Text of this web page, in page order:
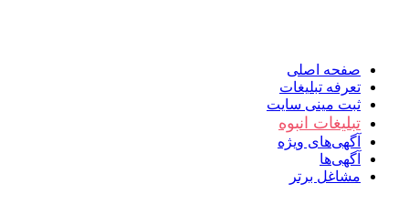
صفحه اصلی
تعرفه تبلیغات
ثبت مینی سایت
تبلیغات انبوه
آگهی‌های ویژه
آگهی‌ها
مشاغل برتر